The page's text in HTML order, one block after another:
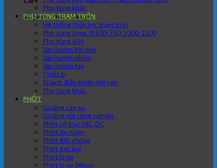
No products in the cart.
Phụ tùng khác
PHỤ TÙNG TRẠM TRÔN
Hệ thống thủy lực trạm trộn
Phụ tùng trạm JS500-750-1000-1500
Phụ tùng si lô
Van bướm khí nén
Van bướm nhôm
Van bướm tay
Thiết bị
Xi lanh điều khiển khí nén
Phụ tùng khác
PHỚT
Gioăng cao su
Gioăng nồi công nghiệp
Phớt cổ trục MC, DC
Phớt dạ nỉ len
Phớt đặt chủng
Phớt gạt bụi
Phớt lò xo
Phớt lò xo Silicon